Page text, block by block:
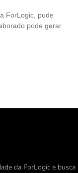
ForLogic, pude
pode gerar
da ForLogic e busca